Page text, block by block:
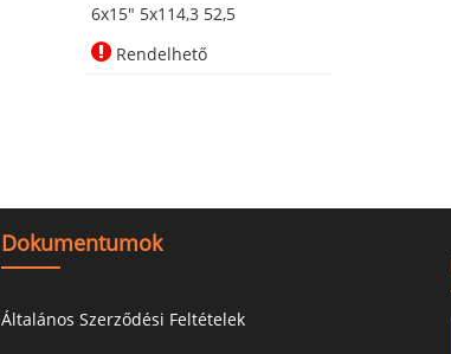
6x15" 5x114,3 52,5
Rendelhető
Dokumentumok
Általános Szerződési Feltételek